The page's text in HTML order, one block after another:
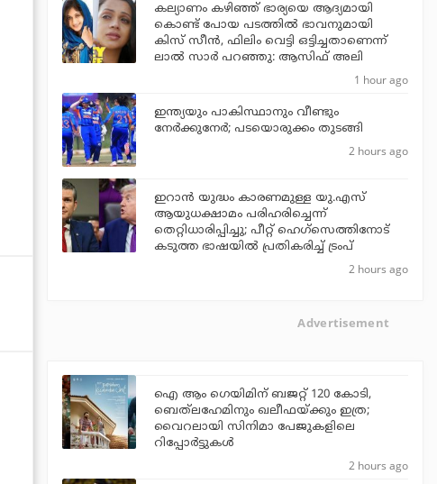
കല്യാണം കഴിഞ്ഞ് ഭാര്യയെ ആദ്യമായി
കൊണ്ട് പോയ പടത്തില്‍ ഭാവനുമായി
കിസ് സീന്‍, ഫിലിം വെട്ടി ഒട്ടിച്ചതാണെന്ന്
ലാല്‍ സാര്‍ പറഞ്ഞു: ആസിഫ് അലി
1 hour ago
ഇന്ത്യയും പാകിസ്ഥാനും വീണ്ടും
നേര്‍ക്കുനേര്‍; പടയൊരുക്കം തുടങ്ങി
2 hours ago
ഇറാന്‍ യുദ്ധം കാരണമുള്ള യു.എസ്
ആയുധക്ഷാമം പരിഹരിച്ചെന്ന്
തെറ്റിധാരിപ്പിച്ചു; പീറ്റ് ഹെഗ്‌സെത്തിനോട്
കടുത്ത ഭാഷയില്‍ പ്രതികരിച്ച് ട്രംപ്
2 hours ago
Advertisement
ഐ ആം ഗെയിമിന് ബജറ്റ് 120 കോടി,
ബെത്‌ലഹേമിനും ഖലീഫയ്ക്കും ഇത്ര;
വൈറലായി സിനിമാ പേജുകളിലെ
റിപ്പോര്‍ട്ടുകള്‍
2 hours ago